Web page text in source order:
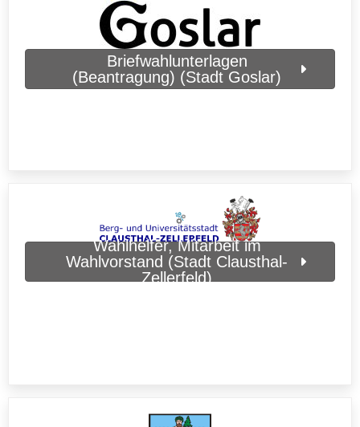
Briefwahlunterlagen
(Beantragung) (Stadt Goslar)
Wahlhelfer, Mitarbeit im
Wahlvorstand (Stadt Clausthal-
Zellerfeld)